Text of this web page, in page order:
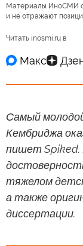
Материалы ИноСМИ
и не отражают
Читать inosmi.ru в
Самый
Кембриджа
пишет Spiked.
тяжелом
а также
диссертации.